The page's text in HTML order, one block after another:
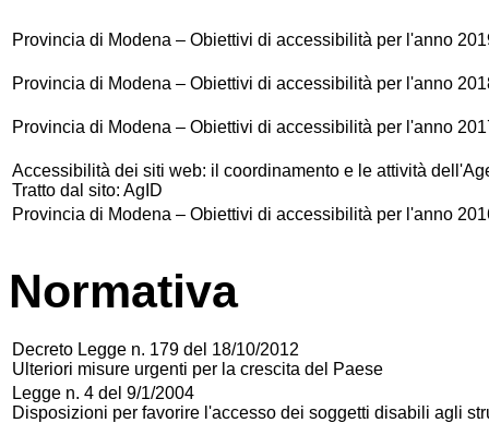
Provincia di Modena – Obiettivi di accessibilità per l'anno
Provincia di Modena – Obiettivi di accessibilità per l'anno
Provincia di Modena – Obiettivi di accessibilità per l'anno
Accessibilità dei siti web: il coordinamento e le attività
Tratto dal sito: AgID
Provincia di Modena – Obiettivi di accessibilità per l'anno
Normativa
Decreto Legge n. 179 del 18/10/2012
Ulteriori misure urgenti per la crescita del Paese
Legge n. 4 del 9/1/2004
Disposizioni per favorire l'accesso dei soggetti disabili agli